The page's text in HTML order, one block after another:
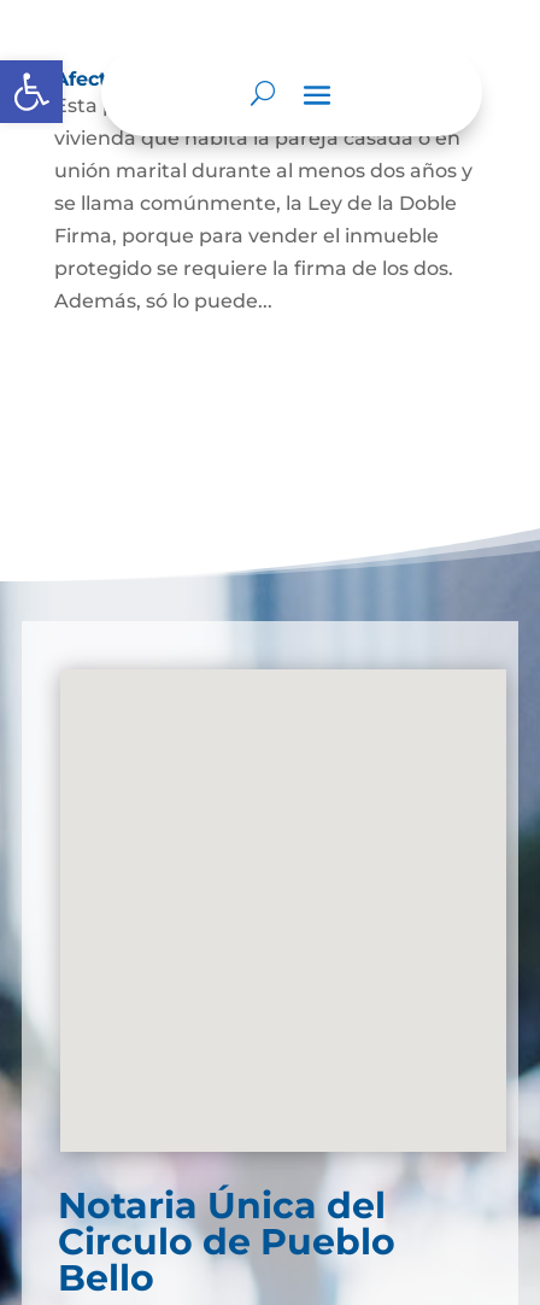
Abrir barra de herramientas
Afectación a Vivienda familiar
Esta protección la ordena la ley sobre la
vivienda que habita la pareja casada o en
unión marital durante al menos dos años y
se llama comúnmente, la Ley de la Doble
Firma, porque para vender el inmueble
protegido se requiere la firma de los dos.
Además, só lo puede...
Notaria Única del
Circulo de Pueblo
Bello